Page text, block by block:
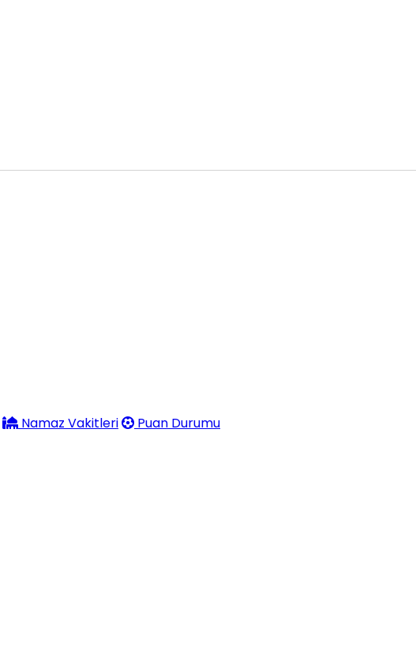
Namaz Vakitleri
Puan Durumu